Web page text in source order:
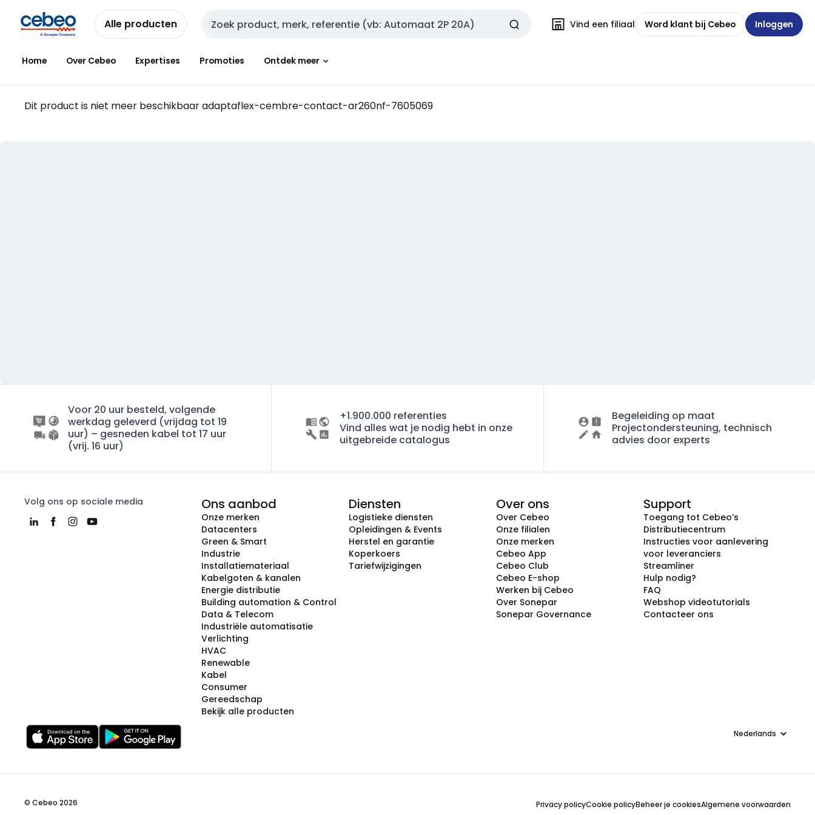
naar
navigatie
naar
inhoud
Alle producten Zoekveld invoer Vind een filiaal Word klant bij Cebeo Inloggen
Home Over Cebeo Expertises Promoties Ontdek meer
Dit product is niet meer beschikbaaradaptaflex-cembre-contact-ar260nf-7605069
Voor 20 uur besteld, volgende
werkdag geleverd (vrijdag tot 19
uur) – gesneden kabel tot 17 uur
(vrij. 16 uur)
+1.900.000 referenties
Vind alles wat je nodig hebt in onze
uitgebreide catalogus
Begeleiding op maat
Projectondersteuning, technisch
advies door experts
Volg ons op sociale media Ons aanbod
Onze merken
Datacenters
Green & Smart
Industrie
Installatiemateriaal
Kabelgoten & kanalen
Energie distributie
Building automation & Control
Data & Telecom
Industriële automatisatie
Verlichting
HVAC
Renewable
Kabel
Consumer
Gereedschap
Bekijk alle producten
Diensten
Logistieke diensten
Opleidingen & Events
Herstel en garantie
Koperkoers
Tariefwijzigingen
Over ons
Over Cebeo
Onze filialen
Onze merken
Cebeo App
Cebeo Club
Cebeo E-shop
Werken bij Cebeo
Over Sonepar
Sonepar Governance
Support
Toegang tot Cebeo’s
Distributiecentrum
Instructies voor aanlevering
voor leveranciers
Streamliner
Hulp nodig?
FAQ
Webshop videotutorials
Contacteer ons
Taal
© Cebeo 2026 Privacy policyCookie policyBeheer je cookiesAlgemene voorwaarden